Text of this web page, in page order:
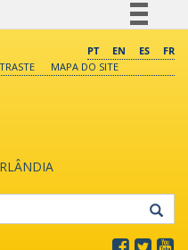
Comunica BR
PT EN ES
FR
MAPA DO SITE